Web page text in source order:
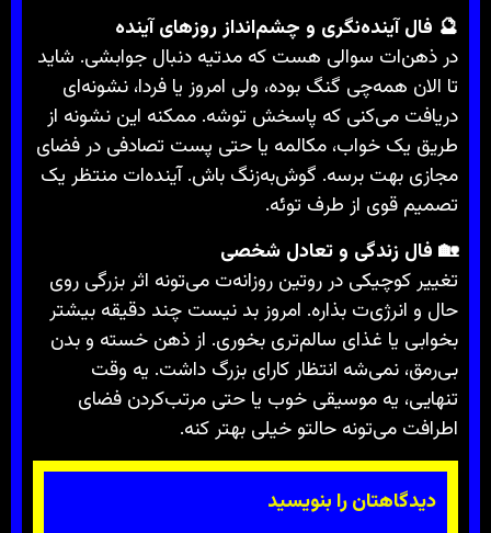
🔮 فال آینده‌نگری و چشم‌انداز روزهای آینده
در ذهن‌ات سوالی هست که مدتیه دنبال جوابشی. شاید
تا الان همه‌چی گنگ بوده، ولی امروز یا فردا، نشونه‌ای
دریافت می‌کنی که پاسخش توشه. ممکنه این نشونه از
طریق یک خواب، مکالمه یا حتی پست تصادفی در فضای
مجازی بهت برسه. گوش‌به‌زنگ باش. آینده‌ات منتظر یک
تصمیم قوی از طرف توئه.
🏡 فال زندگی و تعادل شخصی
تغییر کوچیکی در روتین روزانه‌ت می‌تونه اثر بزرگی روی
حال و انرژی‌ت بذاره. امروز بد نیست چند دقیقه بیشتر
بخوابی یا غذای سالم‌تری بخوری. از ذهن خسته و بدن
بی‌رمق، نمی‌شه انتظار کارای بزرگ داشت. یه وقت
تنهایی، یه موسیقی خوب یا حتی مرتب‌کردن فضای
اطرافت می‌تونه حالتو خیلی بهتر کنه.
دیدگاهتان را بنویسید